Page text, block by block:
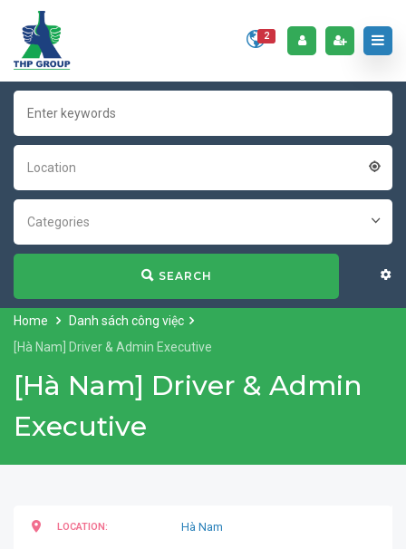
2
Location
Categories
SEARCH
Home
Danh sách công việc
[Hà Nam] Driver & Admin Executive
[Hà Nam] Driver & Admin
Executive
LOCATION: Hà Nam